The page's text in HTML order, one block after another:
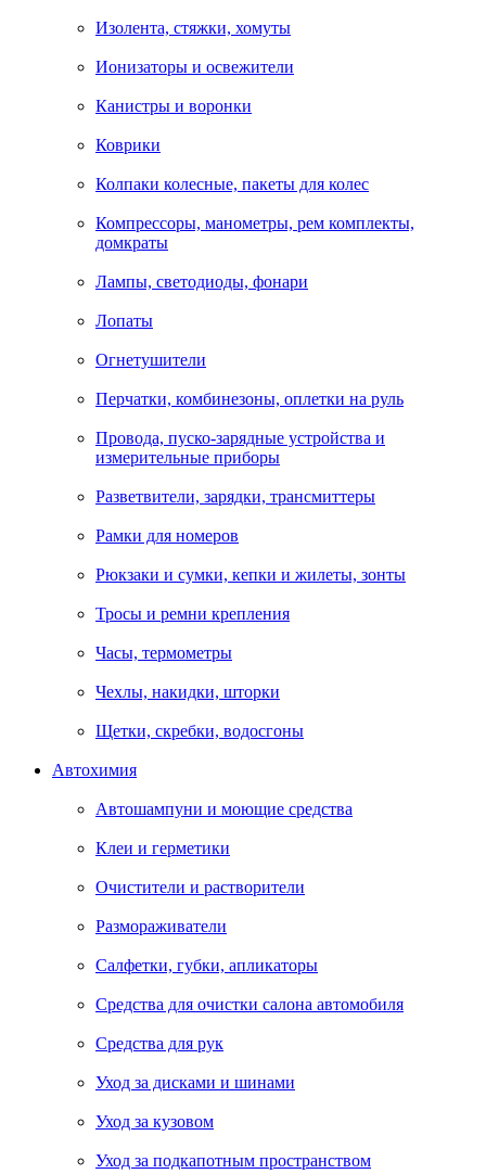
Изолента, стяжки, хомуты
Ионизаторы и освежители
Канистры и воронки
Коврики
Колпаки колесные, пакеты для колес
Компрессоры, манометры, рем комплекты,
домкраты
Лампы, светодиоды, фонари
Лопаты
Огнетушители
Перчатки, комбинезоны, оплетки на руль
Провода, пуско-зарядные устройства и
измерительные приборы
Разветвители, зарядки, трансмиттеры
Рамки для номеров
Рюкзаки и сумки, кепки и жилеты, зонты
Тросы и ремни крепления
Часы, термометры
Чехлы, накидки, шторки
Щетки, скребки, водосгоны
Автохимия
Автошампуни и моющие средства
Клеи и герметики
Очистители и растворители
Размораживатели
Салфетки, губки, апликаторы
Средства для очистки салона автомобиля
Средства для рук
Уход за дисками и шинами
Уход за кузовом
Уход за подкапотным пространством